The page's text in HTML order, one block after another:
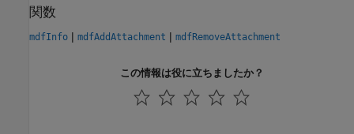
関数
mdfInfo | mdfAddAttachment | mdfRemoveAttachment
この情報は役に立ちましたか？